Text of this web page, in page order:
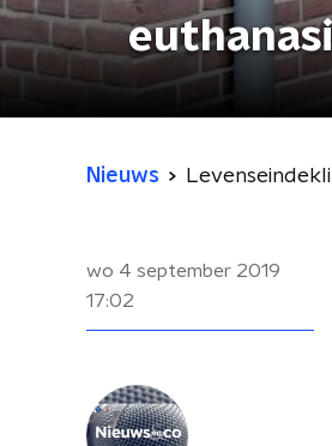
Nieuws
wo 4 september 2019
17:02